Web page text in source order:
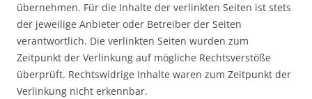
übernehmen. Für die Inhalte der verlinkten Seiten ist stets
der jeweilige Anbieter oder Betreiber der Seiten
verantwortlich. Die verlinkten Seiten wurden zum
Zeitpunkt der Verlinkung auf mögliche Rechtsverstöße
überprüft. Rechtswidrige Inhalte waren zum Zeitpunkt der
Verlinkung nicht erkennbar.